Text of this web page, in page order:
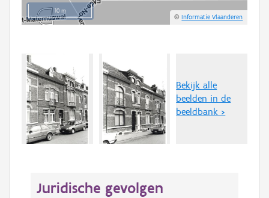
10 m
©Informatie Vlaanderen
Bekijk alle
beelden in de
beeldbank >
Juridische gevolgen